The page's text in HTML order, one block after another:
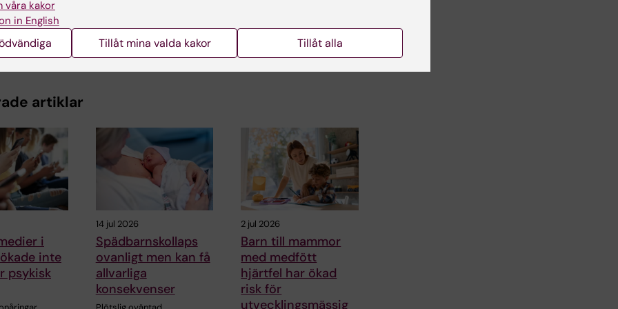
artiklar
i
inte
psykisk
14 jul 2026
Spädbarnskollaps
ovanligt men kan få
allvarliga
konsekvenser
2 jul 2026
Barn till mammor
med medfött
hjärtfel har ökad
risk för
utvecklingsmässig
våra kakor
in English
Tillåt mina valda kakor Tillåt alla